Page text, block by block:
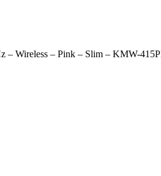
– Wireless – Pink – Slim – KMW-